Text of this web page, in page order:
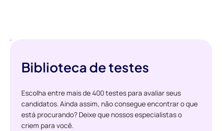
Biblioteca de testes
Escolha entre mais de 400 testes para avaliar seus
candidatos. Ainda assim, não consegue encontrar o que
está procurando? Deixe que nossos especialistas o
criem para você.